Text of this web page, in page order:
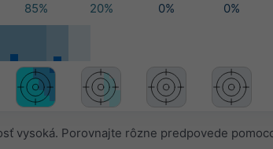
85% 20% 0% 0%
vysoká. Porovnajte rôzne predpovede